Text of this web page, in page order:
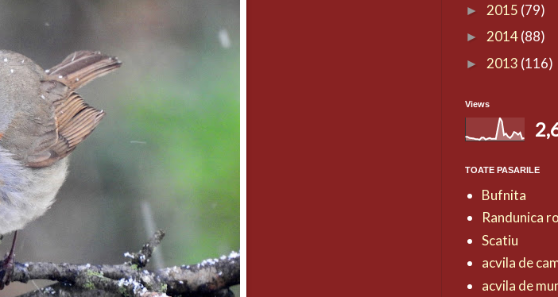
► 2015 (79)
► 2014(88)
► 2013 (116)
Views
TOATE PASARILE
Bufnita
Randunica
Scatiu
acvila de
acvila de